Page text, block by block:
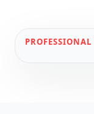
PROFESSIONAL